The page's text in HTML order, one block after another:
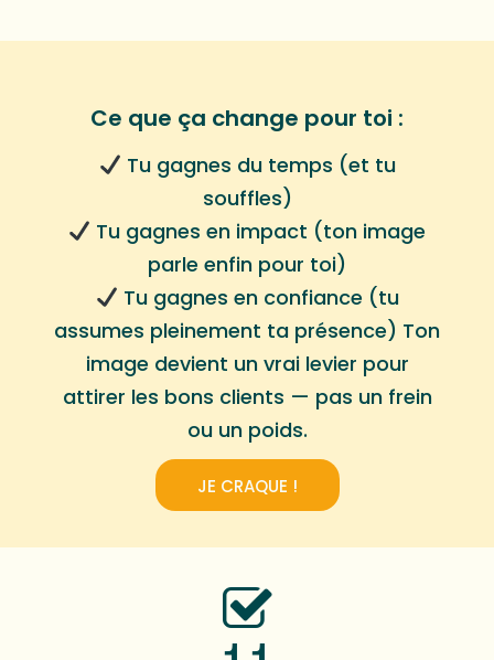
Ce que ça change pour toi :
Tu gagnes du temps (et tu
souffles)
Tu gagnes en impact (ton image
parle enfin pour toi)
Tu gagnes en confiance (tu
assumes pleinement ta présence) Ton
image devient un vrai levier pour
attirer les bons clients — pas un frein
ou un poids.
JE CRAQUE !